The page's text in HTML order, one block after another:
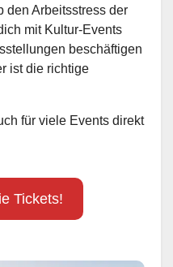
den Arbeitsstress der
mit Kultur-Events
beschäftigen
ist die richtige
für viele Events direkt
Tickets!